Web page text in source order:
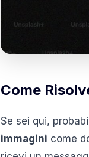
Come
Se sei qui,
immagini come